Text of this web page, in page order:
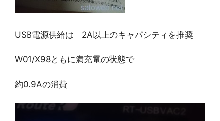
USB電源供給は 2A以上のキャパシティを推奨
W01/X98ともに満充電の状態で
約0.9Aの消費